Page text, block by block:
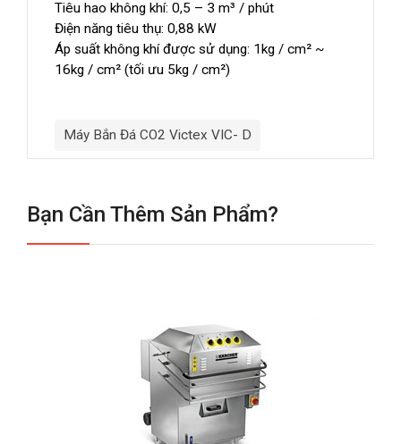
Tiêu hao không khí: 0,5 – 3 m³ / phút
Điện năng tiêu thụ: 0,88 kW
Áp suất không khí được sử dụng: 1kg / cm² ~
16kg / cm² (tối ưu 5kg / cm²)
Máy Bắn Đá CO2 Victex VIC- D
Bạn Cần Thêm Sản Phẩm?